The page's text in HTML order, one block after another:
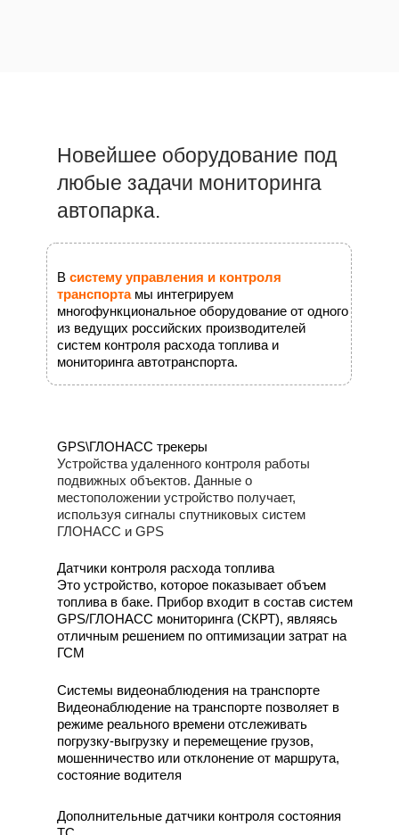
Новейшее оборудование под
любые задачи мониторинга
автопарка.
В систему управления и контроля
транспорта мы интегрируем
многофункциональное оборудование от одного
из ведущих российских производителей
систем контроля расхода топлива и
мониторинга автотранспорта.
GPS\ГЛОНАСС трекеры
Устройства удаленного контроля работы
подвижных объектов. Данные о
местоположении устройство получает,
используя сигналы спутниковых систем
ГЛОНАСС и GPS
Датчики контроля расхода топлива
Это устройство, которое показывает объем
топлива в баке. Прибор входит в состав систем
GPS/ГЛОНАСС мониторинга (СКРТ), являясь
отличным решением по оптимизации затрат на
ГСМ
Системы видеонаблюдения на транспорте
Видеонаблюдение на транспорте позволяет в
режиме реального времени отслеживать
погрузку-выгрузку и перемещение грузов,
мошенничество или отклонение от маршрута,
состояние водителя
Дополнительные датчики контроля состояния